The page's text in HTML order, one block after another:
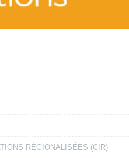
RÉGIONALISÉES (CIR)